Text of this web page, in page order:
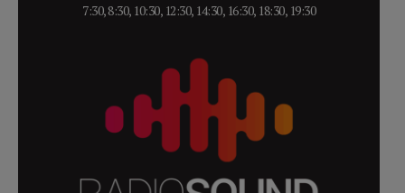
7:30, 8:30, 10:30, 12:30, 14:30, 16:30, 18:30, 19:30